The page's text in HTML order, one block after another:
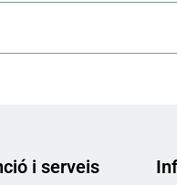
i serveis